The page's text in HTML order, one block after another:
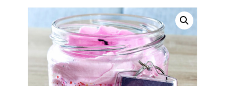
Square